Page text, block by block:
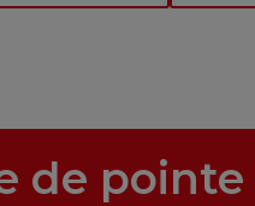
de pointe